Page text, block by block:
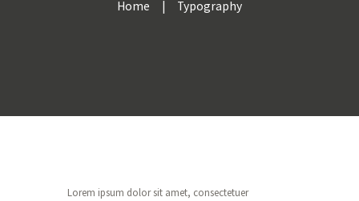
Home Typography
Lorem ipsum dolor sit amet, consectetuer